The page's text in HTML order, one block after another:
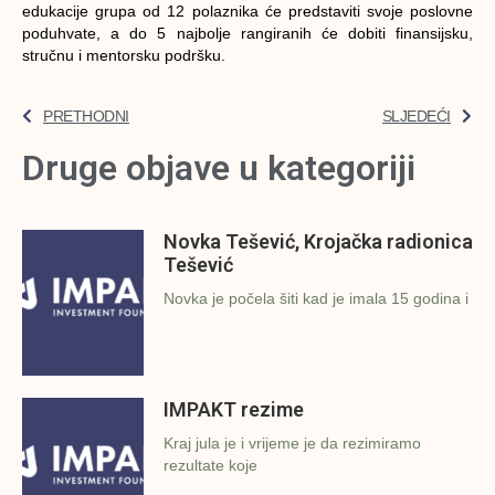
edukacije grupa od 12 polaznika će predstaviti svoje poslovne
poduhvate, a do 5 najbolje rangiranih će dobiti finansijsku,
stručnu i mentorsku podršku.
PRETHODNI SLJEDEĆI
Druge objave u kategoriji
Novka Tešević, Krojačka radionica
Tešević
Novka je počela šiti kad je imala 15 godina i
IMPAKT rezime
Kraj jula je i vrijeme je da rezimiramo
rezultate koje